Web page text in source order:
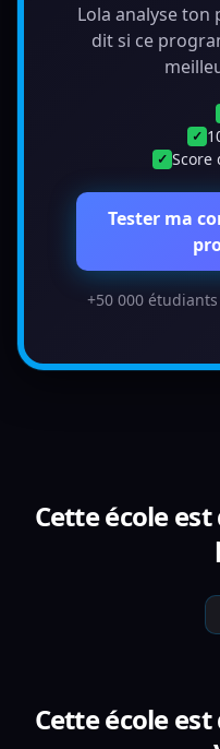
Lola analyse
dit si ce
✓
✓ Score
Tester ma
+50 000
Cette école
Cette école